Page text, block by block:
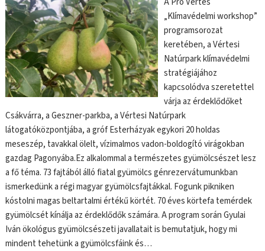
„Klímavédelmi workshop”
programsorozat
keretében, a Vértesi
Natúrpark klímavédelmi
stratégiájához
kapcsolódva szeretettel
várja az érdeklődőket
Csákvárra, a Geszner-parkba, a Vértesi Natúrpark
látogatóközpontjába, a gróf Esterházyak egykori 20 holdas
meseszép, tavakkal ölelt, vízimalmos vadon-boldogító virágokban
gazdag Pagonyába.Ez alkalommal a természetes gyümölcsészet lesz
a fő téma. 73 fajtából álló fiatal gyümölcs génrezervátumunkban
ismerkedünk a régi magyar gyümölcsfajtákkal. Fogunk pikniken
kóstolni magas beltartalmi értékű körtét. 70 éves körtefa temérdek
gyümölcsét kínálja az érdeklődők számára. A program során Gyulai
Iván ökológus gyümölcsészeti javallatait is bemutatjuk, hogy mi
mindent tehetünk a gyümölcsfáink és…